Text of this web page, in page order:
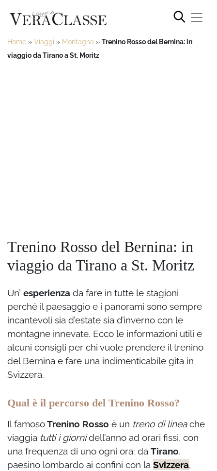
Home » Viaggi » Montagna » Trenino Rosso del Bernina: in
viaggio da Tirano a St. Moritz
Trenino Rosso del Bernina: in
viaggio da Tirano a St. Moritz
Un’ esperienza da fare in tutte le stagioni
perché il paesaggio e i panorami sono sempre
incantevoli sia d’estate sia d’inverno con le
montagne innevate. Ecco le informazioni utili e
alcuni consigli per chi vuole prendere il trenino
del Bernina e fare una indimenticabile gita in
Svizzera.
Qual è il percorso del Trenino Rosso?
Il famosoTrenino Rosso è un treno di lineache
viaggia tutti i giornidell’anno ad orari fissi, con
una frequenza di uno ogni ora: da Tirano,
paesino lombardo ai confini con la Svizzera,